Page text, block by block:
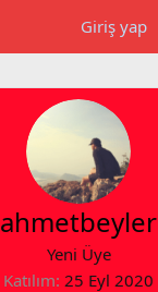
Giriş yap
ahmetbeyler
Yeni Üye
Katılım 25 Eyl 2020